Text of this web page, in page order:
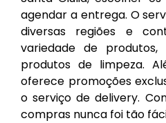
agendar a entrega. O
diversas regiões e
variedade de
produtos de limpeza.
oferece promoções
o serviço de delivery.
compras nunca foi tão